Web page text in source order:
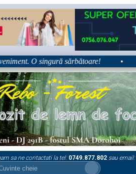
O singură sărbătoare! •
sa ne contactati la tel: 0749.877.802 sau email: